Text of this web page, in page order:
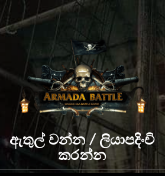
ඇතුල් වන්න / ලියාපදිංචි
කරන්න